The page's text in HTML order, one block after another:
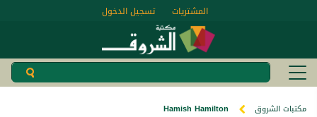
تسجيل الدخول المشتريات
مكتبات الشروق Hamish Hamilton